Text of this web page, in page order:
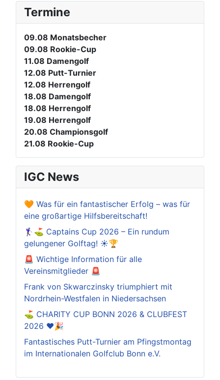
Termine
09.08 Monatsbecher
09.08 Rookie-Cup
11.08 Damengolf
12.08 Putt-Turnier
12.08 Herrengolf
18.08 Damengolf
18.08 Herrengolf
19.08 Herrengolf
20.08 Championsgolf
21.08 Rookie-Cup
IGC News
🧡 Was für ein fantastischer Erfolg – was für
eine großartige Hilfsbereitschaft!
🏌️‍♀️⛳ Captains Cup 2026 – Ein rundum
gelungener Golftag! ☀️🏆
🚨 Wichtige Information für alle
Vereinsmitglieder 🚨
Frank von Skwarczinsky triumphiert mit
Nordrhein-Westfalen in Niedersachsen
⛳️ CHARITY CUP BONN 2026 & CLUBFEST
2026 ❤️🎉
Fantastisches Putt-Turnier am Pfingstmontag
im Internationalen Golfclub Bonn e.V.